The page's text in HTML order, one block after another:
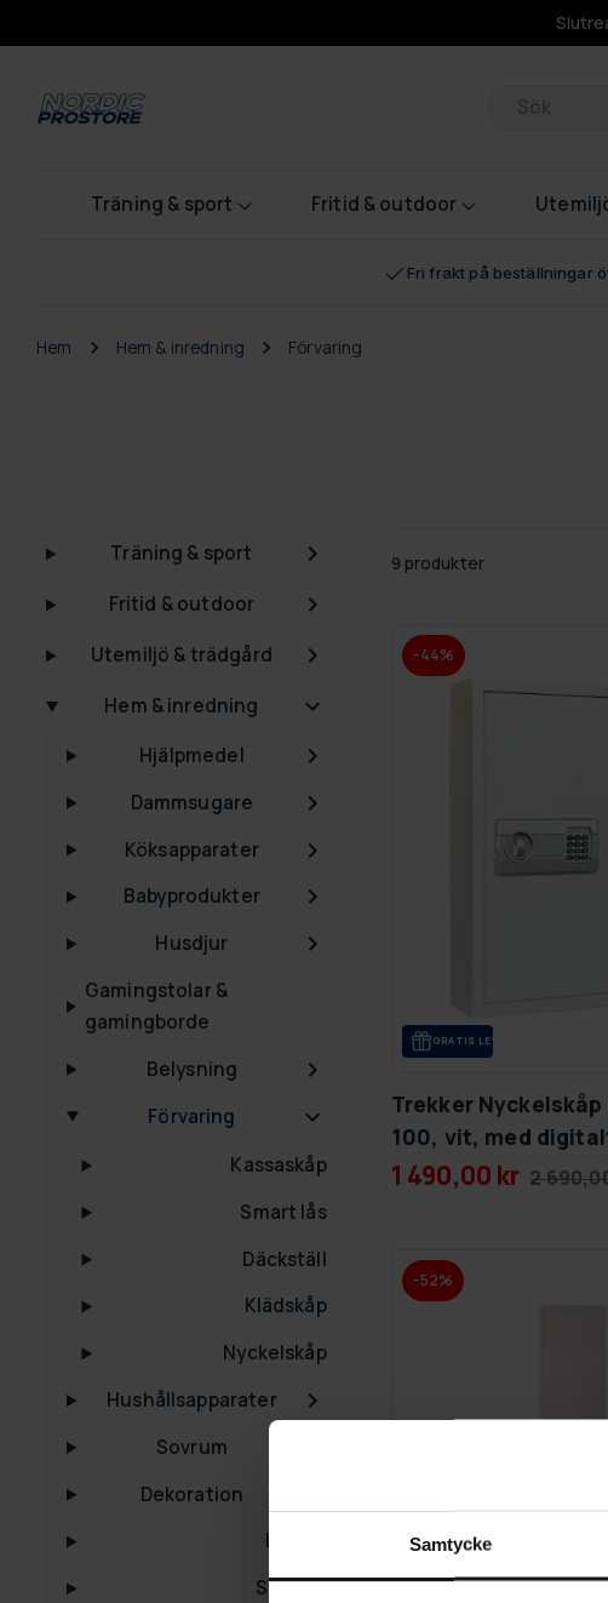
Samtycke
Produkter
Träning & sport Fritid & outdoor
Fri frakt på beställningar
Hem Hem & inredning Förvaring
Träning & sport
Fritid & outdoor
Utemiljö & trädgård
Hem & inredning
Hjälpmedel
Dammsugare
Köksapparater
Babyprodukter
Husdjur
Gamingstolar &
gamingborde
Belysning
Förvaring
Kassaskåp
Smart lås
Däckställ
Klädskåp
Nyckelskåp
Hushållsapparater
Sovrum
Dekoration
Kranar
Speglar
9 produkter
-44%
GRA­TIS LE­VE­RANS
Trekker
100, vit, med
1 490,00 kr 2
-52%